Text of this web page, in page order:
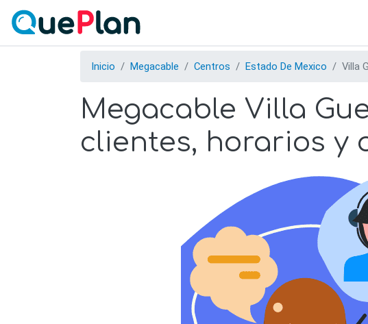
Inicio Megacable Centros Estado De Mexico Villa
Megacable Villa
clientes, horarios y